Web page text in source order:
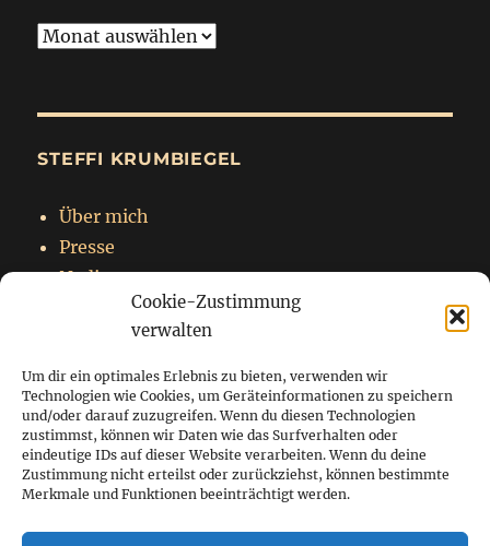
Cookie-Zustimmung
verwalten
Um dir ein optimales Erlebnis zu bieten, verwenden wir
Technologien wie Cookies, um Geräteinformationen zu speichern
und/oder darauf zuzugreifen. Wenn du diesen Technologien
zustimmst, können wir Daten wie das Surfverhalten oder
eindeutige IDs auf dieser Website verarbeiten. Wenn du deine
Zustimmung nicht erteilst oder zurückziehst, können bestimmte
Merkmale und Funktionen beeinträchtigt werden.
Archiv
STEFFI KRUMBIEGEL
Über mich
Presse
Nadja
Impressum
Datenschutzerklärung
Startseite
Blog